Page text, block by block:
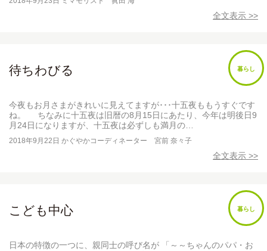
全文表示 >>
暮らし
待ちわびる
今夜もお月さまがきれいに見えてますが･･･十五夜ももうすぐです
ね。 ちなみに十五夜は旧暦の8月15日にあたり、今年は明後日9
月24日になりますが、十五夜は必ずしも満月の…
2018年9月22日 かぐやかコーディネーター 宮前 奈々子
全文表示 >>
暮らし
こども中心
日本の特徴の一つに、親同士の呼び名が 「～～ちゃんのパパ・お